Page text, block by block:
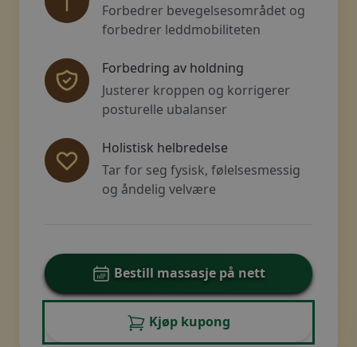
Forbedrer bevegelsesområdet og
forbedrer leddmobiliteten
Forbedring av holdning
Justerer kroppen og korrigerer
posturelle ubalanser
Holistisk helbredelse
Tar for seg fysisk, følelsesmessig
og åndelig velvære
Bestill massasje på nett
Kjøp kupong